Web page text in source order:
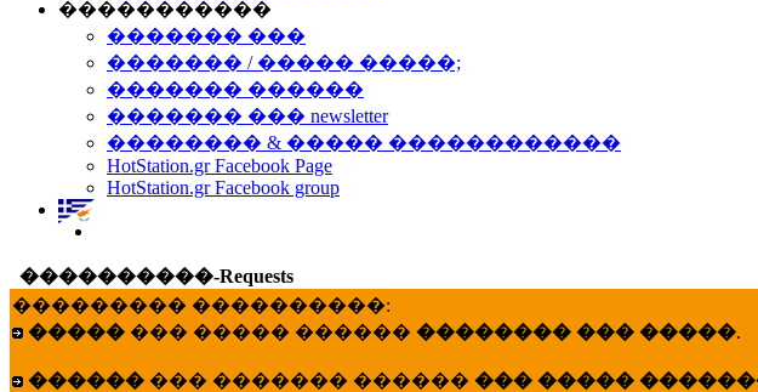
�����������
������� ���
������� / ����� �����;
������� ������
������� ��� newsletter
�������� & ����� ������������
HotStation.gr Facebook Page
HotStation.gr Facebook group
����������-Requests
��������� ����������:
����� ��� ����� ������ �������� ��� �����.
������ ��� ������� ������ ��� �����